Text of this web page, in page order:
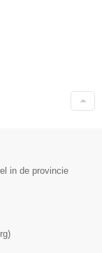
in de provincie
)